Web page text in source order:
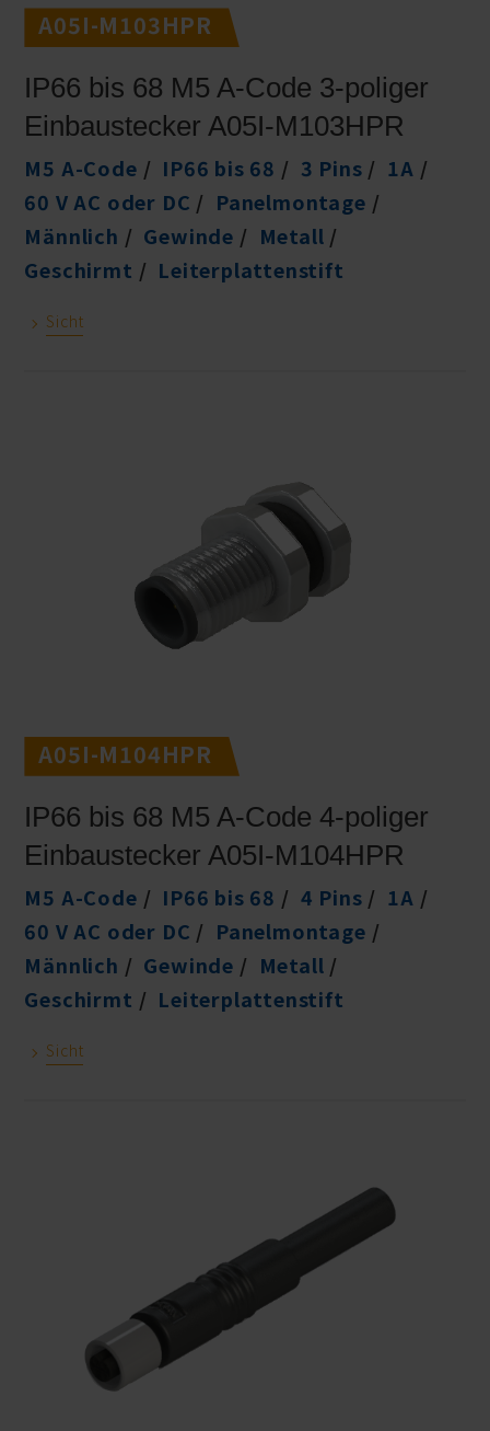
A05I-M103HPR
IP66 bis 68 M5 A-Code 3-poliger
Einbaustecker A05I-M103HPR
M5 A-Code IP66 bis 68 3 Pins
1A
60 V AC oder DC
Panelmontage
Männlich
Gewinde
Metall
Geschirmt
Leiterplattenstift
Sicht
A05I-M104HPR
IP66 bis 68 M5 A-Code 4-poliger
Einbaustecker A05I-M104HPR
M5 A-Code IP66 bis 68 4 Pins
1A
60 V AC oder DC
Panelmontage
Männlich
Gewinde
Metall
Geschirmt
Leiterplattenstift
Sicht